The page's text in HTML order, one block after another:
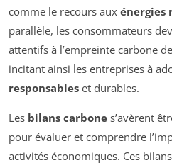
comme le recours aux énergies
parallèle, les consommateurs
attentifs à l’empreinte carbone
incitant ainsi les entreprises à
responsables et durables.
Les bilans carbone s’avèrent
pour évaluer et comprendre
activités économiques. Ces